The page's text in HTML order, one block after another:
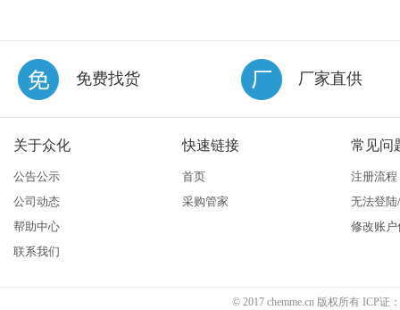
免费找货 厂家直供
关于众化
公告公示
公司动态
帮助中心
联系我们
快速链接
首页
采购管家
常见问
注册流程
无法登
修改账户
© 2017 chemme.cn 版权所有 ICP证：